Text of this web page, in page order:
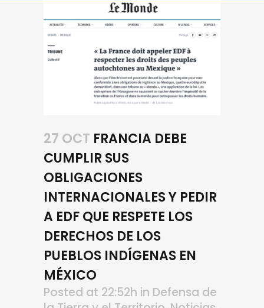
27 OCT FRANCIA DEBE
CUMPLIR SUS
OBLIGACIONES
INTERNACIONALES Y PEDIR
A EDF QUE RESPETE LOS
DERECHOS DE LOS
PUEBLOS INDÍGENAS EN
MÉXICO
Posted at 22:52h in Defensa de